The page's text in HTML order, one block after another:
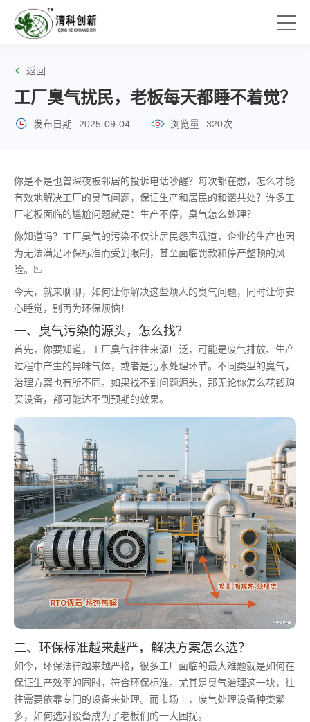
返回
工厂臭气扰民，老板每天都睡不着觉？
发布日期 2025-09-04 浏览量 320次
你是不是也曾深夜被邻居的投诉电话吵醒？每次都在想，怎么才能
有效地解决工厂的臭气问题，保证生产和居民的和谐共处？许多工
厂老板面临的尴尬问题就是：生产不停，臭气怎么处理？
你知道吗？工厂臭气的污染不仅让居民怨声载道，企业的生产也因
为无法满足环保标准而受到限制，甚至面临罚款和停产整顿的风
险。📉
今天，就来聊聊，如何让你解决这些烦人的臭气问题，同时让你安
心睡觉，别再为环保烦恼！
一、臭气污染的源头，怎么找？
首先，你要知道，工厂臭气往往来源广泛，可能是废气排放、生产
过程中产生的异味气体，或者是污水处理环节。不同类型的臭气，
治理方案也有所不同。如果找不到问题源头，那无论你怎么花钱购
买设备，都可能达不到预期的效果。
二、环保标准越来越严，解决方案怎么选？
如今，环保法律越来越严格，很多工厂面临的最大难题就是如何在
保证生产效率的同时，符合环保标准。尤其是臭气治理这一块，往
往需要依靠专门的设备来处理。而市场上，废气处理设备种类繁
多，如何选对设备成为了老板们的一大困扰。